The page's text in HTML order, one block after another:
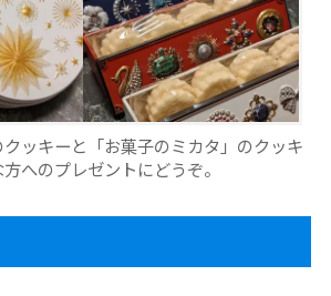
クッキーと「お菓子のミカタ」のクッキ
へのプレゼントにどうぞ。